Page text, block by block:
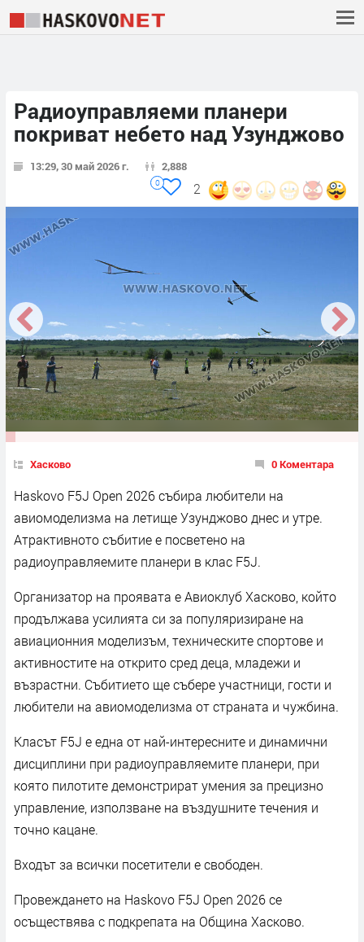
Радиоуправляеми планери
покриват небето над Узунджово
13:29, 30 май 2026 г. 2,888
2
0
Хасково 0 Коментара
Haskovo F5J Open 2026 събира любители на
авиомоделизма на летище Узунджово днес и утре.
Атрактивното събитие е посветено на
радиоуправляемите планери в клас F5J.
Организатор на проявата е Авиоклуб Хасково, който
продължава усилията си за популяризиране на
авиационния моделизъм, техническите спортове и
активностите на открито сред деца, младежи и
възрастни. Събитието ще събере участници, гости и
любители на авиомоделизма от страната и чужбина.
Класът F5J е една от най-интересните и динамични
дисциплини при радиоуправляемите планери, при
която пилотите демонстрират умения за прецизно
управление, използване на въздушните течения и
точно кацане.
Входът за всички посетители е свободен.
Провеждането на Haskovo F5J Open 2026 се
осъществява с подкрепата на Община Хасково.